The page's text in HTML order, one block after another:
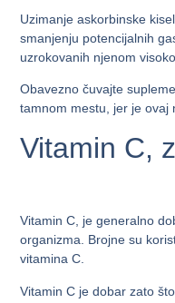
Uzimanje askorbinske
smanjenju potencijalnih
uzrokovanih njenom
Obavezno čuvajte
tamnom mestu, jer je ovaj
Vitamin C,
Vitamin C, je generalno
organizma. Brojne su
vitamina C.
Vitamin C je dobar zato